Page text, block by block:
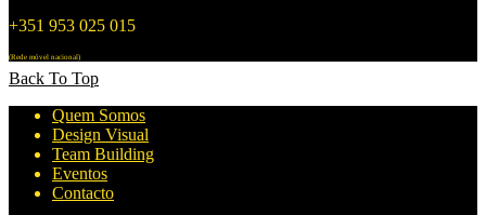
+351 953 025 015
(Rede móvel nacional)
Back To Top
Quem Somos
Design Visual
Team Building
Eventos
Contacto